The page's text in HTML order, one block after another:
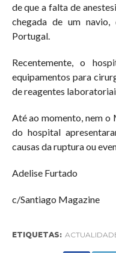
de que a falta de
chegada de um
Portugal.
Recentemente, o
equipamentos para
de reagentes
Até ao momento, nem o
do hospital
causas da ruptura ou
Adelise Furtado
c/Santiago Magazine
ETIQUETAS: